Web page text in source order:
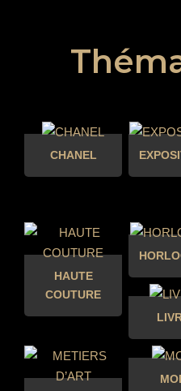
CHANEL
HAUTE
COUTURE